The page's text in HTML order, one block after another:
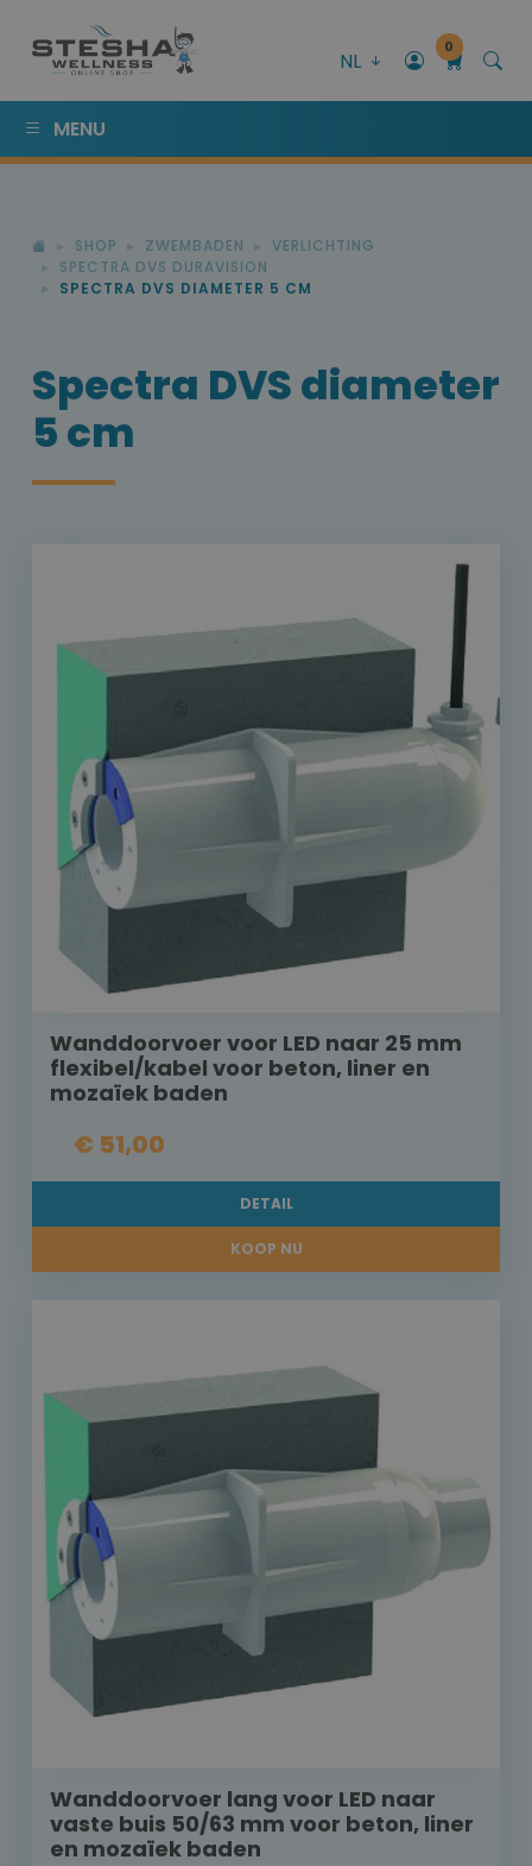
NL
0
MENU
SHOP ZWEMBADEN
VERLICHTING
SPECTRA DVS DURAVISION
SPECTRA DVS DIAMETER 5 CM
Spectra DVS diameter
5 cm
Wanddoorvoer voor LED naar 25 mm
flexibel/kabel voor beton, liner en
mozaïek baden
€ 51,00
DETAIL
KOOP NU
Wanddoorvoer lang voor LED naar
vaste buis 50/63 mm voor beton, liner
en mozaïek baden